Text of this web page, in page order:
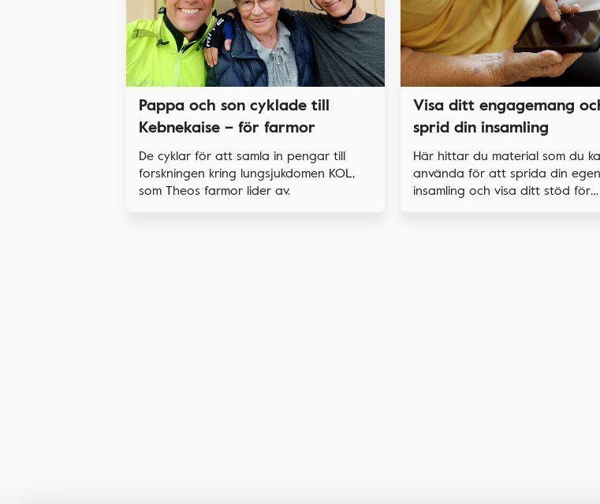
Pappa och son cyklade till
Kebnekaise – för farmor
De cyklar för att samla in pengar till
forskningen kring lungsjukdomen KOL,
som Theos farmor lider av.
Visa ditt engagemang
sprid din insamling
Här hittar du material som du
använda för att sprida din egen
insamling och visa ditt stöd för